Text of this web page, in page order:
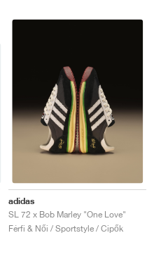
adidas
SL 72 x Bob Marley "One Love"
Férfi & Női / Sportstyle / Cipők